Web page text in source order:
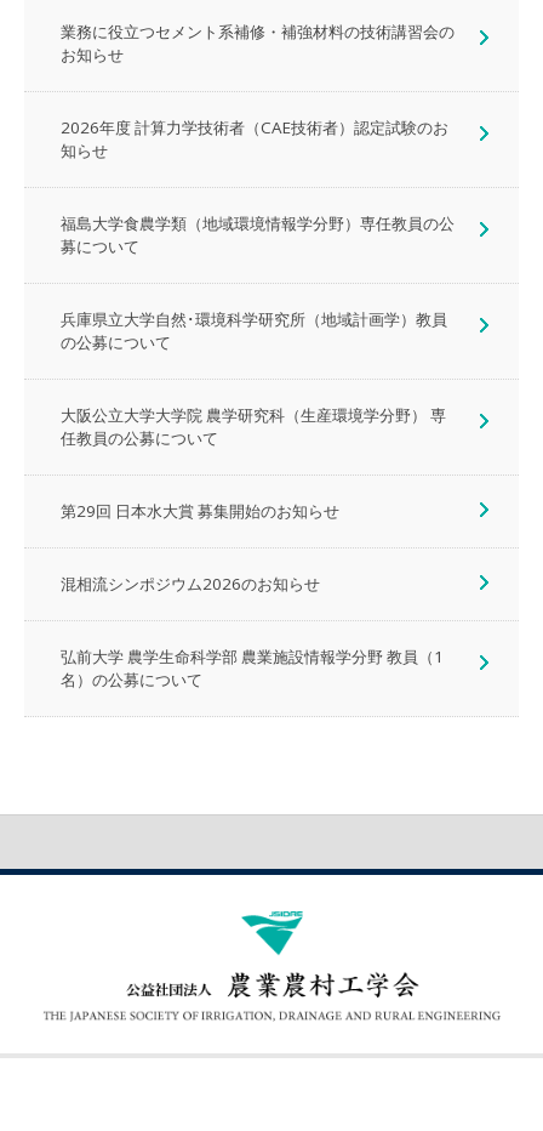
業務に役立つセメント系補修・補強材料の技術講習会の
お知らせ
2026年度 計算力学技術者（CAE技術者）認定試験のお
知らせ
福島大学食農学類（地域環境情報学分野）専任教員の公
募について
兵庫県立大学自然･環境科学研究所（地域計画学）教員
の公募について
大阪公立大学大学院 農学研究科（生産環境学分野） 専
任教員の公募について
第29回 日本水大賞 募集開始のお知らせ
混相流シンポジウム2026のお知らせ
弘前大学 農学生命科学部 農業施設情報学分野 教員（1
名）の公募について